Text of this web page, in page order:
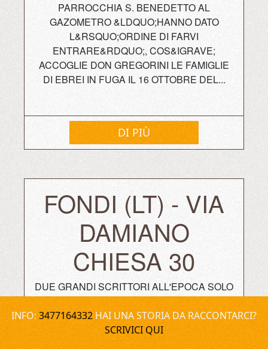
PARROCCHIA S. BENEDETTO AL
GAZOMETRO &LDQUO;HANNO DATO
L&RSQUO;ORDINE DI FARVI
ENTRARE&RDQUO;, COS&IGRAVE;
ACCOGLIE DON GREGORINI LE FAMIGLIE
DI EBREI IN FUGA IL 16 OTTOBRE DEL...
DI PIÙ
FONDI (LT) - VIA
DAMIANO
CHIESA 30
DUE GRANDI SCRITTORI ALL'EPOCA SOLO
GIOVANI SPOSI, UNA FAMIGLIA
CORAGGIOSA E LA CAMPAGNA DI FONDI.
INFO: 3477164332 HAI UNA STORIA DA RACCONTARCI?
SCRIVICI QUI